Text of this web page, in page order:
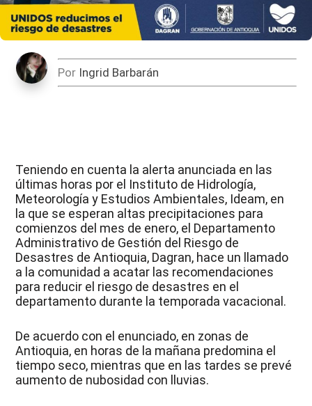
Por Ingrid Barbarán
Teniendo en cuenta la alerta anunciada en las
últimas horas por el Instituto de Hidrología,
Meteorología y Estudios Ambientales, Ideam, en
la que se esperan altas precipitaciones para
comienzos del mes de enero, el Departamento
Administrativo de Gestión del Riesgo de
Desastres de Antioquia, Dagran, hace un llamado
a la comunidad a acatar las recomendaciones
para reducir el riesgo de desastres en el
departamento durante la temporada vacacional.
De acuerdo con el enunciado, en zonas de
Antioquia, en horas de la mañana predomina el
tiempo seco, mientras que en las tardes se prevé
aumento de nubosidad con lluvias.